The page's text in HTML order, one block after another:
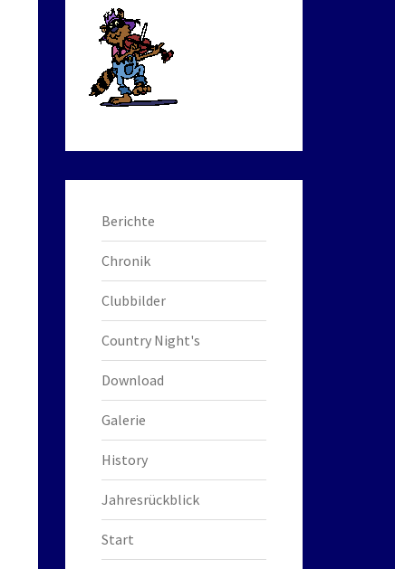
Berichte
Chronik
Clubbilder
Country Night's
Download
Galerie
History
Jahresrückblick
Start